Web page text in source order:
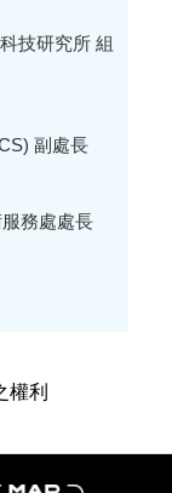
技研究所 組
副處長
務處處長
權利